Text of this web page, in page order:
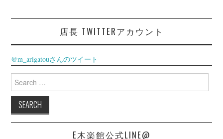
店長 TWITTERアカウント
@m_arigatouさんのツイート
Search
for:
E木楽館公式LINE@